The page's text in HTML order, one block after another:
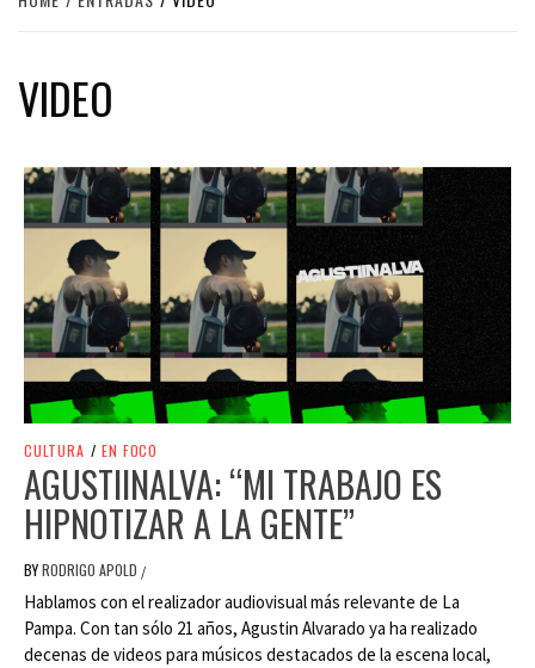
VIDEO
CULTURA / EN FOCO
AGUSTIINALVA: “MI TRABAJO ES
HIPNOTIZAR A LA GENTE”
BYRODRIGO APOLD /
Hablamos con el realizador audiovisual más relevante de La
Pampa. Con tan sólo 21 años, Agustin Alvarado ya ha realizado
decenas de videos para músicos destacados de la escena local,